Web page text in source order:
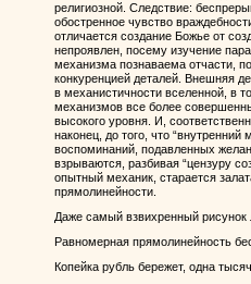
религиозной. Следствие:
обостренное чувство
отличается создание Божье от
непроявлен, посему изучение
механизма познаваема отчасти,
конкуренцией деталей. Внешняя
в механистичности вселенной, в
механизмов все более
высокого уровня. И,
наконец, до того, что
воспоминаний, подавленных
взрываются, разбивая “цензуру
опытный механик, старается
прямолинейности.
Даже самый взвихренный
Равномерная прямолинейность
Копейка рубль бережет, одна